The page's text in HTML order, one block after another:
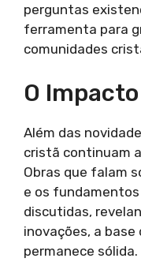
perguntas
ferramenta para
comunidades
O
Além das
cristã continuam
Obras que falam
e os
discutidas,
inovações, a
permanece sólida.